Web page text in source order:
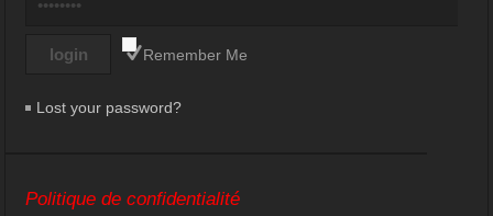
Remember Me
Lost your password?
Politique de confidentialité